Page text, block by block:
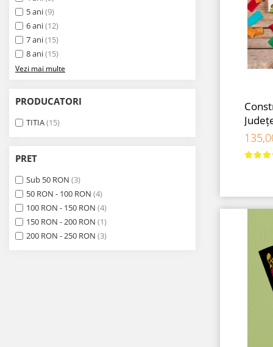
9 Ani
10 Ani
11 - 14 Ani
14+ Ani
Colecția Păcălici
5 ani(9)
6 ani(12)
7 ani(15)
8 ani(15)
Vezi mai multe
PRODUCATORI
TITIA(15)
PRET
Sub 50 RON (3)
50 RON - 100 RON (4)
100 RON - 150 RON (4)
150 RON - 200 RON (1)
200 RON - 250 RON (3)